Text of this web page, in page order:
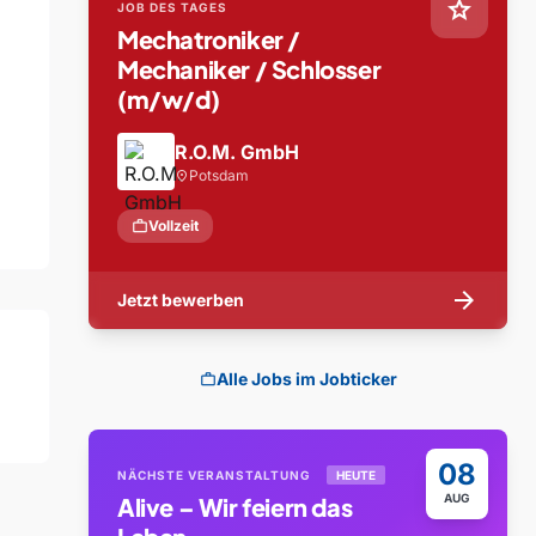
star
JOB DES TAGES
Mechatroniker /
Mechaniker / Schlosser
(m/w/d)
R.O.M. GmbH
location_on Potsdam
workVollzeit
Jetzt bewerben arrow_forward
workAlle Jobs im Jobticker
08
AUG
NÄCHSTE VERANSTALTUNG HEUTE
Alive – Wir feiern das